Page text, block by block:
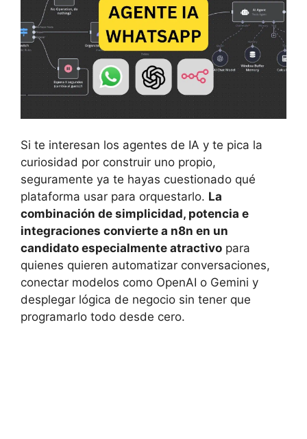
Si te interesan los agentes de IA y te pica la
curiosidad por construir uno propio,
seguramente ya te hayas cuestionado qué
plataforma usar para orquestarlo. La
combinación de simplicidad, potencia e
integraciones convierte a n8n en un
candidato especialmente atractivo para
quienes quieren automatizar conversaciones,
conectar modelos como OpenAI o Gemini y
desplegar lógica de negocio sin tener que
programarlo todo desde cero.